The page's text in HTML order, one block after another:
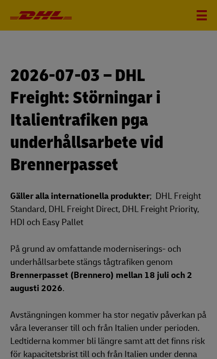
2026-07-03 – DHL
Freight: Störningar i
Italientrafiken pga
underhållsarbete vid
Brennerpasset
Gäller alla internationella produkter; DHL Freight
Standard, DHL Freight Direct, DHL Freight Priority,
HDI och Easy Pallet
På grund av omfattande moderniserings- och
underhållsarbete stängs tågtrafiken genom
Brennerpasset (Brennero) mellan 18 juli och 2
augusti 2026.
Avstängningen kommer ha stor negativ påverkan på
våra leveranser till och från Italien under perioden.
Ledtiderna kommer bli längre samt att det finns risk
för kapacitetsbrist till och från Italien under denna